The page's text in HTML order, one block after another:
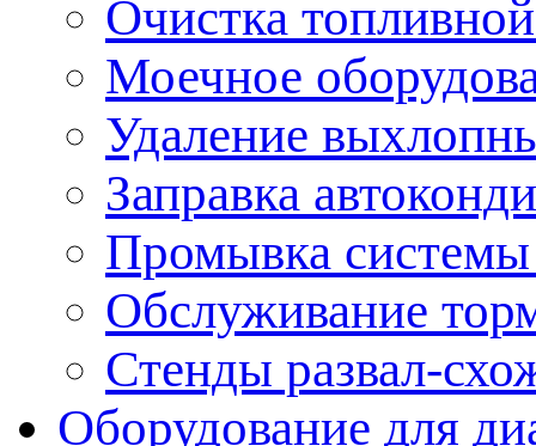
Очистка
Моечное
Удаление
Заправка
Промывка
Обслуживание
Стенды развал-
Оборудование для